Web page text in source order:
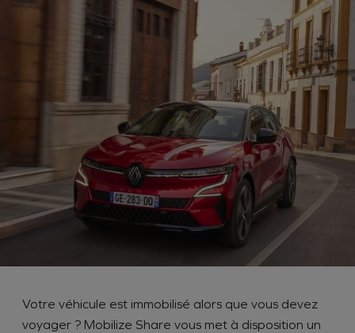
Votre véhicule est immobilisé alors que vous devez
voyager ? Mobilize Share vous met à disposition un